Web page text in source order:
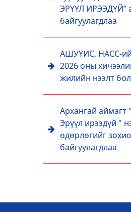
ЭРҮҮЛ ИРЭЭДҮЙ”
байгуулагдлаа
АШУҮИС, НАСС-
2026 оны
жилийн нээлт
Архангай аймагт
Эрүүл ирээдүй "
өдөрлөгийг
байгуулагдлаа